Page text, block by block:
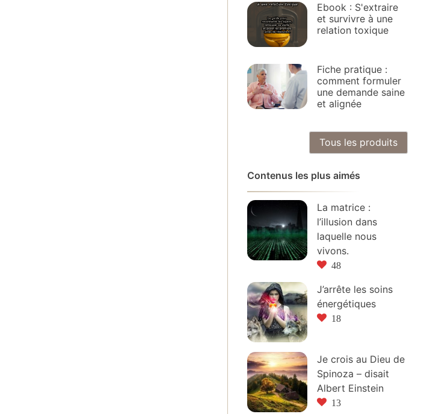
Ebook : S'extraire
et survivre à une
relation toxique
Fiche pratique :
comment formuler
une demande saine
et alignée
Tous les produits
Contenus les plus aimés
La matrice :
l’illusion dans
laquelle nous
vivons.
48
J’arrête les soins
énergétiques
18
Je crois au Dieu de
Spinoza – disait
Albert Einstein
13